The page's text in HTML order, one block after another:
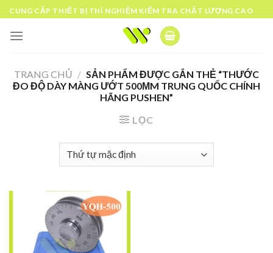
Skip
to
content
CUNG CẤP THIẾT BỊ THÍ NGHIỆM KIỂM TRA CHẤT LƯỢNG CAO
TRANG CHỦ / SẢN PHẨM ĐƯỢC GẮN THẺ “THƯỚC
ĐO ĐỘ DÀY MÀNG ƯỚT 500ΜM TRUNG QUỐC CHÍNH
HÃNG PUSHEN”
LỌC